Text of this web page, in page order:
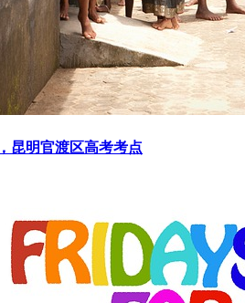
昆明官渡区高考考点